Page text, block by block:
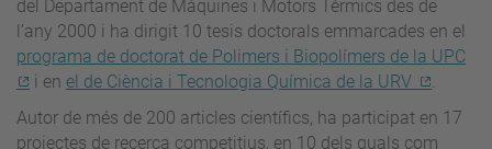
del Departament de Màquines i Motors Tèrmics des de
l’any 2000 i ha dirigit 10 tesis doctorals emmarcades en el
programa de doctorat de Polimers i Biopolímers de la UPC
i en el de Ciència i Tecnologia Química de la URV
.
Autor de més de 200 articles científics, ha participat en 17
projectes de recerca competitius, en 10 dels quals com